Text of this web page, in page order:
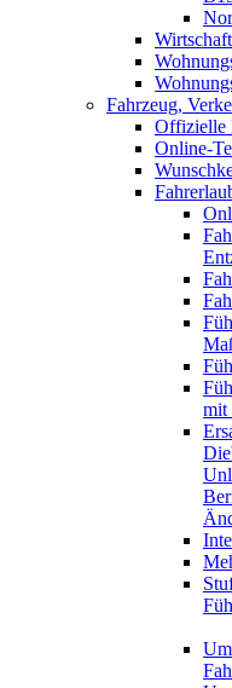
Fahrzeug,
Offizielle
Online-
mit